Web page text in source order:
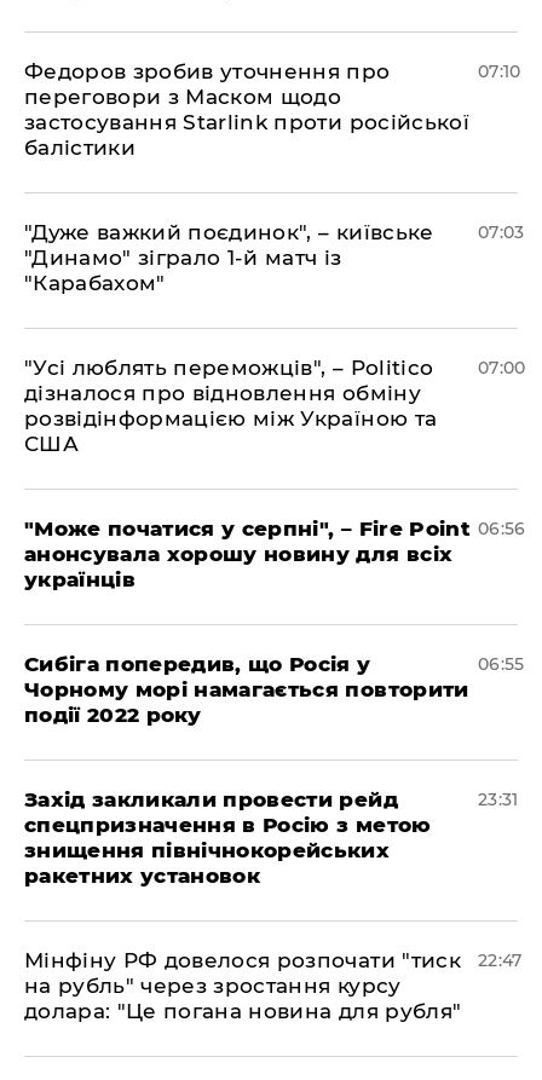
Федоров зробив уточнення про
переговори з Маском щодо
застосування Starlink проти російської
балістики
07:10
"Дуже важкий поєдинок", – київське
"Динамо" зіграло 1-й матч із
"Карабахом"
07:03
"Усі люблять переможців", – Politico
дізналося про відновлення обміну
розвідінформацією між Україною та
США
07:00
"Може початися у серпні", – Fire Point
анонсувала хорошу новину для всіх
українців
06:56
Сибіга попередив, що Росія у
Чорному морі намагається повторити
події 2022 року
06:55
​Захід закликали провести рейд
спецпризначення в Росію з метою
знищення північнокорейських
ракетних установок
23:31
​Мінфіну РФ довелося розпочати "тиск
на рубль" через зростання курсу
долара: "Це погана новина для рубля"
22:47